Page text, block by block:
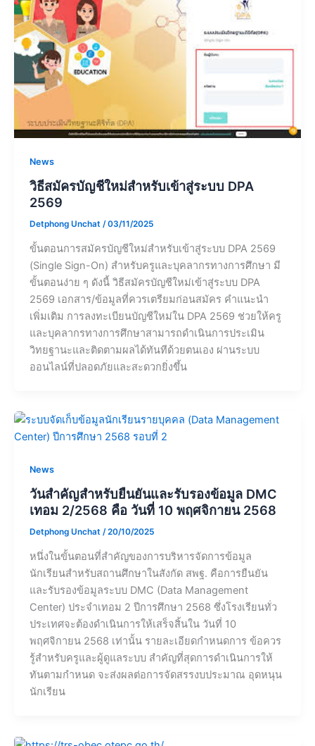
News
วิธีสมัครบัญชีใหม่สำหรับเข้าสู่ระบบ DPA
2569
Detphong Unchat /03/11/2025
ขั้นตอนการสมัครบัญชีใหม่สำหรับเข้าสู่ระบบ DPA 2569
(Single Sign-On) สำหรับครูและบุคลากรทางการศึกษา มี
ขั้นตอนง่าย ๆ ดังนี้ วิธีสมัครบัญชีใหม่เข้าสู่ระบบ DPA
2569 เอกสาร/ข้อมูลที่ควรเตรียมก่อนสมัคร คำแนะนำ
เพิ่มเติม การลงทะเบียนบัญชีใหม่ใน DPA 2569 ช่วยให้ครู
และบุคลากรทางการศึกษาสามารถดำเนินการประเมิน
วิทยฐานะและติดตามผลได้ทันทีด้วยตนเอง ผ่านระบบ
ออนไลน์ที่ปลอดภัยและสะดวกยิ่งขึ้น
News
วันสำคัญสำหรับยืนยันและรับรองข้อมูล DMC
เทอม 2/2568 คือ วันที่ 10 พฤศจิกายน 2568
Detphong Unchat /20/10/2025
หนึ่งในขั้นตอนที่สำคัญของการบริหารจัดการข้อมูล
นักเรียนสำหรับสถานศึกษาในสังกัด สพฐ. คือการยืนยัน
และรับรองข้อมูลระบบ DMC (Data Management
Center) ประจำเทอม 2 ปีการศึกษา 2568 ซึ่งโรงเรียนทั่ว
ประเทศจะต้องดำเนินการให้เสร็จสิ้นใน วันที่ 10
พฤศจิกายน 2568 เท่านั้น รายละเอียดกำหนดการ ข้อควร
รู้สำหรับครูและผู้ดูแลระบบ สำคัญที่สุดการดำเนินการให้
ทันตามกำหนด จะส่งผลต่อการจัดสรรงบประมาณ อุดหนุน
นักเรียน